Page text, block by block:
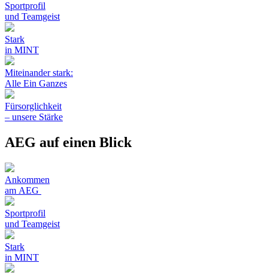
Sportprofil
und Teamgeist
Stark
in MINT
Miteinander stark:
Alle Ein Ganzes
Fürsorglichkeit
– unsere Stärke
AEG auf einen Blick
Ankommen
am AEG
Sportprofil
und Teamgeist
Stark
in MINT